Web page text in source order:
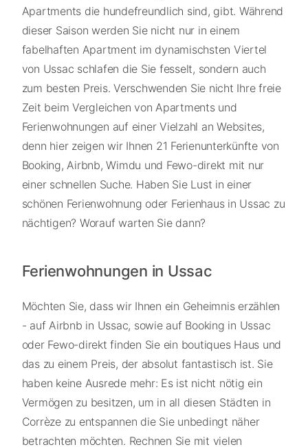
Apartments die hundefreundlich sind, gibt. Während
dieser Saison werden Sie nicht nur in einem
fabelhaften Apartment im dynamischsten Viertel
von Ussac schlafen die Sie fesselt, sondern auch
zum besten Preis. Verschwenden Sie nicht Ihre freie
Zeit beim Vergleichen von Apartments und
Ferienwohnungen auf einer Vielzahl an Websites,
denn hier zeigen wir Ihnen 21 Ferienunterkünfte von
Booking, Airbnb, Wimdu und Fewo-direkt mit nur
einer schnellen Suche. Haben Sie Lust in einer
schönen Ferienwohnung oder Ferienhaus in Ussac zu
nächtigen? Worauf warten Sie dann?
Ferienwohnungen in Ussac
Möchten Sie, dass wir Ihnen ein Geheimnis erzählen
- auf Airbnb in Ussac, sowie auf Booking in Ussac
oder Fewo-direkt finden Sie ein boutiques Haus und
das zu einem Preis, der absolut fantastisch ist. Sie
haben keine Ausrede mehr: Es ist nicht nötig ein
Vermögen zu besitzen, um in all diesen Städten in
Corrèze zu entspannen die Sie unbedingt näher
betrachten möchten. Rechnen Sie mit vielen